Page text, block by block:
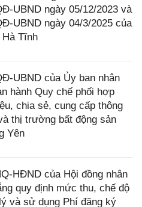
UBND ngày 05/12/2023 và
UBND ngày 04/3/2025 của
Hà Tĩnh
UBND của Ủy ban nhân
hành Quy chế phối hợp
chia sẻ, cung cấp thông
thị trường bất động sản
Yên
HĐND của Hội đồng nhân
quy định mức thu, chế độ
và sử dụng Phí đăng ký